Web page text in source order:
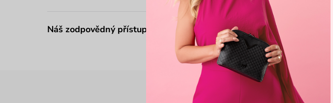
Náš zodpovědný přístup